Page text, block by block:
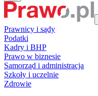
Prawnicy i sądy
Podatki
Kadry i BHP
Prawo w biznesie
Samorząd i administracja
Szkoły i uczelnie
Zdrowie